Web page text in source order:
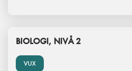
VUX
BIOLOGI, NIVÅ 2